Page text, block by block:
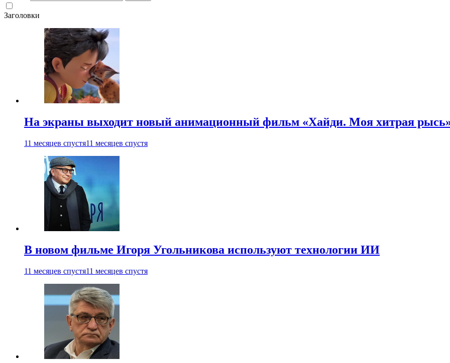
Заголовки
На экраны выходит новый анимационный фильм «Хайди. Моя хитрая
11 месяцев спустя11 месяцев спустя
В новом фильме Игоря Угольникова используют технологии ИИ
11 месяцев спустя11 месяцев спустя